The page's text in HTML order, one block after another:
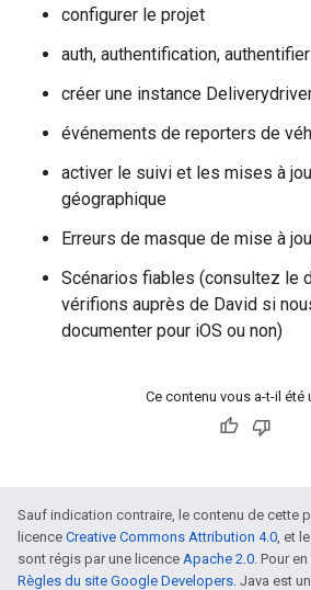
configurer le projet
auth, authentification, authentifier
créer une instance
événements de reporters de
activer le suivi et les mises à
géographique
Erreurs de masque de mise à
Scénarios fiables (consultez le
vérifions auprès de David si
documenter pour iOS ou non)
Ce contenu vous a-t-il été
Sauf indication contraire, le contenu de cette
licence Creative Commons Attribution 4.0, et
sont régis par une licence Apache 2.0. Pour
Règles du site Google Developers. Java est